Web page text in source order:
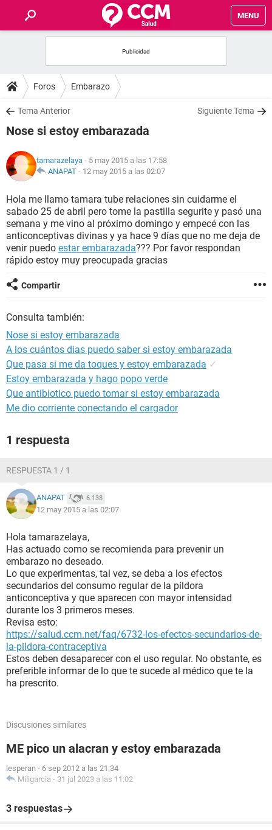
MENU
FOROS
SALUD
NUTRICIÓN
BIENESTAR
SEXUALIDAD
GLOSARIO
Foros Embarazo
Tema Anterior Siguiente Tema
Nose si estoy embarazada
tamarazelaya - 5 may 2015 a las 17:58
ANAPAT - 12 may 2015 a las 02:07
Hola me llamo tamara tube relaciones sin cuidarme el
sabado 25 de abril pero tome la pastilla segurite y pasó una
semana y me vino al próximo domingo y empecé con las
anticonceptivas divinas y ya hace 9 días que no me deja de
venir puedo estar embarazada??? Por favor respondan
rápido estoy muy preocupada gracias
Compartir
Consulta también:
Nose si estoy embarazada
A los cuántos dias puedo saber si estoy embarazada
Que pasa si me da toques y estoy embarazada ✓
Estoy embarazada y hago popo verde
Que antibiotico puedo tomar si estoy embarazada
Me dio corriente conectando el cargador
1 respuesta
RESPUESTA 1 / 1
ANAPAT 6.138
12 may 2015 a las 02:07
Hola tamarazelaya,
Has actuado como se recomienda para prevenir un
embarazo no deseado.
Lo que experimentas, tal vez, se deba a los efectos
secundarios del consumo regular de la píldora
anticonceptiva y que aparecen con mayor intensidad
durante los 3 primeros meses.
Revisa esto:
https://salud.ccm.net/faq/6732-los-efectos-secundarios-de-
la-pildora-contraceptiva
Estos deben desaparecer con el uso regular. No obstante, es
preferible informar de lo que te sucede al médico que te la
ha prescrito.
Discusiones similares
ME pico un alacran y estoy embarazada
lesperan - 6 sep 2012 a las 21:34
Miligarcia - 31 jul 2023 a las 11:02
3 respuestas